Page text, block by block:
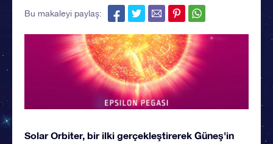
Bu makaleyi paylaş:
Solar Orbiter, bir ilki gerçekleştirerek Güneş'in